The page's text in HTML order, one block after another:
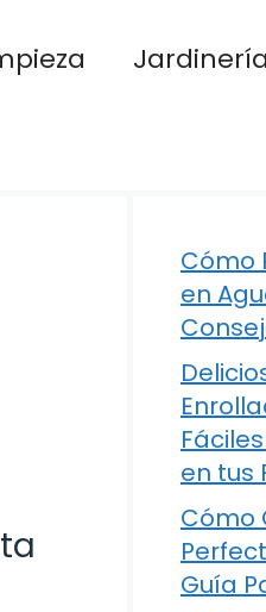
Jardinería
Cómo
en
en tus
Cómo
Guía